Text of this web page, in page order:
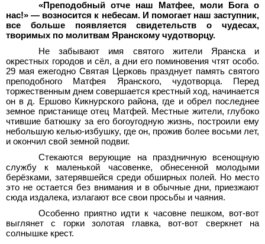
«Преподобный отче наш Матфее, моли Бога о
нас!» — возносится к небесам. И помогает наш заступник,
все больше появляется свидетельств о чудесах,
творимых по молитвам Яранскому чудотворцу.
Не забывают имя святого жители Яранска и
окрестных городов и сёл, а дни его поминовения чтят особо.
29 мая ежегодно Святая Церковь празднует память святого
преподобного Матфея Яранского, чудотворца. Перед
торжественным днем совершается крестный ход, начинается
он в д.
Ершово Кикнурского района, где и обрел последнее
земное пристанище отец Матфей. Местные жители, глубоко
чтившие батюшку за его богоугодную жизнь, построили ему
небольшую келью-избушку, где он, прожив более восьми лет,
и окончил свой земной подвиг.
Стекаются верующие на праздничную всенощную
службу к маленькой часовенке, обнесенной молодыми
берёзками, затерявшейся среди обширных полей. Но место
это не остается без внимания и в обычные дни, приезжают
сюда издалека, излагают все свои просьбы и чаяния.
Особенно приятно идти к часовне пешком, вот-вот
выглянет с горки золотая главка, вот-вот сверкнет на
солнышке крест.